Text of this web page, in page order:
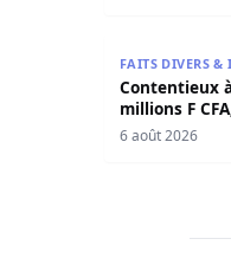
FAITS DIVERS &
Contentieux
millions F
sociaux
6 août 2026